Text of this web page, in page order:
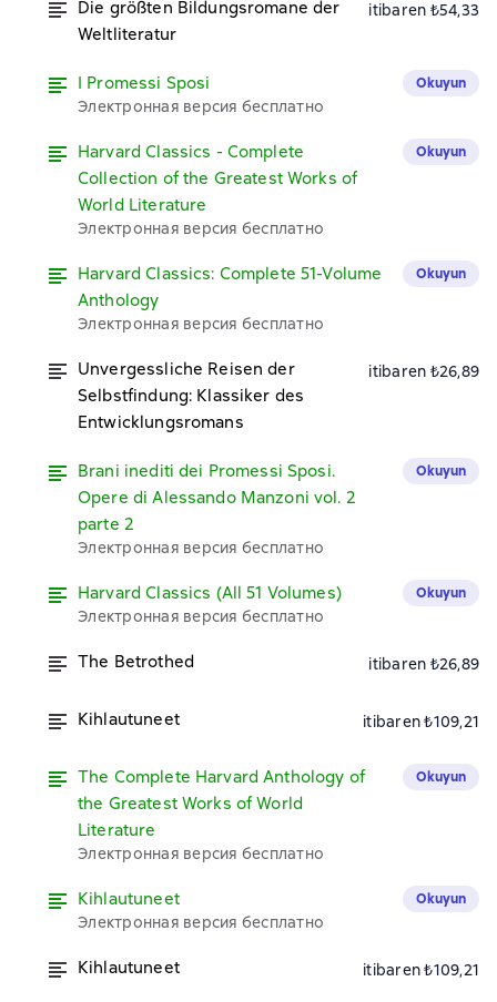
Die größten Bildungsromane der
Weltliteratur
itibaren ₺54,33
I Promessi Sposi
Электронная версия бесплатно
Okuyun
Harvard Classics - Complete
Collection of the Greatest Works of
World Literature
Электронная версия бесплатно
Okuyun
Harvard Classics: Complete 51-Volume
Anthology
Электронная версия бесплатно
Okuyun
Unvergessliche Reisen der
Selbstfindung: Klassiker des
Entwicklungsromans
itibaren ₺26,89
Brani inediti dei Promessi Sposi.
Opere di Alessando Manzoni vol. 2
parte 2
Электронная версия бесплатно
Okuyun
Harvard Classics (All 51 Volumes)
Электронная версия бесплатно
Okuyun
The Betrothed itibaren ₺26,89
Kihlautuneet itibaren ₺109,21
The Complete Harvard Anthology of
the Greatest Works of World
Literature
Электронная версия бесплатно
Okuyun
Kihlautuneet
Электронная версия бесплатно
Okuyun
Kihlautuneet itibaren ₺109,21